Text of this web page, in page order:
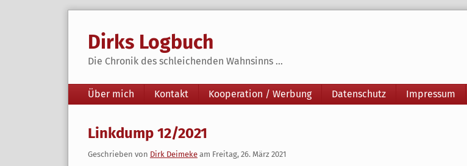
Dirks Logbuch
Die Chronik des schleichenden Wahnsinns ...
Navigation
Über mich Kontakt Kooperation / Werbung Datenschutz Impressum
Linkdump 12/2021
Geschrieben von Dirk Deimeke am Freitag, 26. März 2021